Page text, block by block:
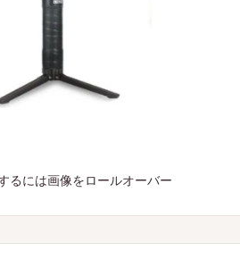
るには画像をロールオーバー